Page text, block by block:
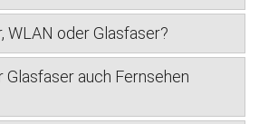
WLAN oder Glasfaser?
Glasfaser auch Fernsehen